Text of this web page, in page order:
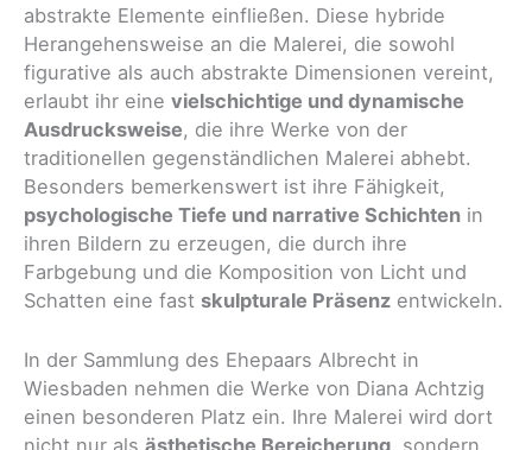
abstrakte Elemente einfließen. Diese hybride
Herangehensweise an die Malerei, die sowohl
figurative als auch abstrakte Dimensionen vereint,
erlaubt ihr eine vielschichtige und dynamische
Ausdrucksweise, die ihre Werke von der
traditionellen gegenständlichen Malerei abhebt.
Besonders bemerkenswert ist ihre Fähigkeit,
psychologische Tiefe und narrative Schichten in
ihren Bildern zu erzeugen, die durch ihre
Farbgebung und die Komposition von Licht und
Schatten eine fast skulpturale Präsenz entwickeln.
In der Sammlung des Ehepaars Albrecht in
Wiesbaden nehmen die Werke von Diana Achtzig
einen besonderen Platz ein. Ihre Malerei wird dort